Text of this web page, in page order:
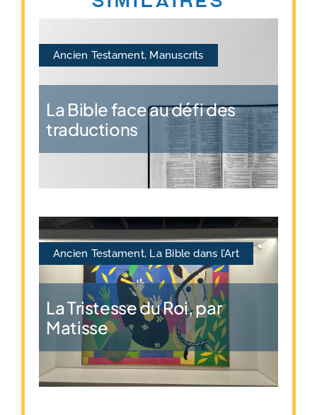
Ancien Testament, Manuscrits
La Bible face au défi des
traductions
Ancien Testament, La Bible dans l’Art
La Tristesse du Roi, par
Matisse